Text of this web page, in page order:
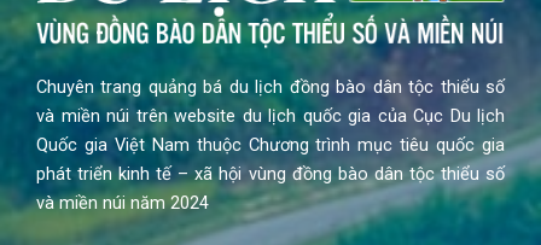
Chuyên trang quảng bá du lịch đồng bào dân tộc thiểu số
và miền núi trên website du lịch quốc gia của Cục Du lịch
Quốc gia Việt Nam thuộc Chương trình mục tiêu quốc gia
phát triển kinh tế – xã hội vùng đồng bào dân tộc thiểu số
và miền núi năm 2024